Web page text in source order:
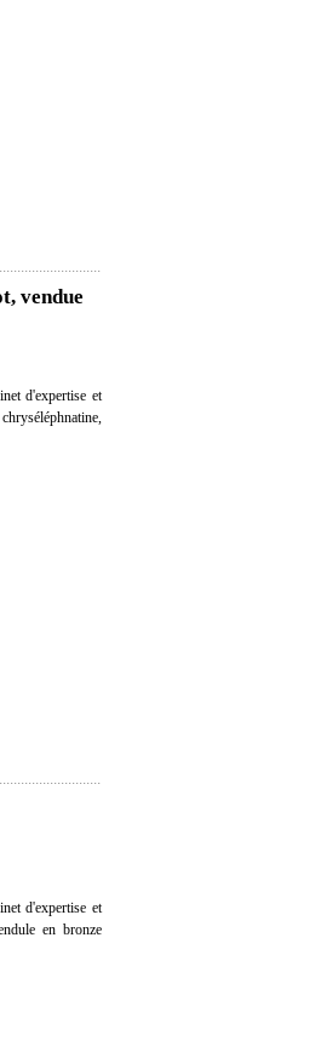
vendue
d'expertise et
d'expertise et
en bronze